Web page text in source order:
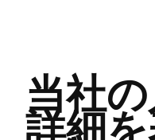
当社
詳細